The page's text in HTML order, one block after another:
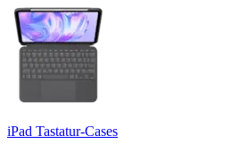
iPad Tastatur-Cases